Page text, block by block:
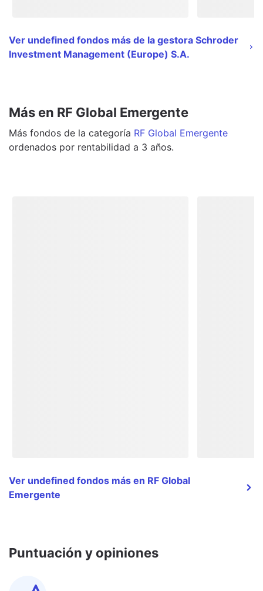
Ver undefined fondos más de la gestora Schroder
Investment Management (Europe) S.A.
Más en RF Global Emergente
Más fondos de la categoría RF Global Emergente
ordenados por rentabilidad a 3 años.
Ver undefined fondos más en RF Global
Emergente
Puntuación y opiniones